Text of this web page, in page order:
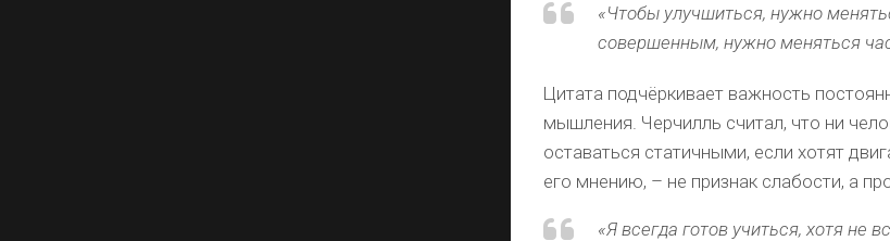
«Чтобы улучшиться, нужно
совершенным, нужно меняться
Цитата подчёркивает важность
мышления. Черчилль считал, что ни
оставаться статичными, если хотят
его мнению, – не признак слабости, а
«Я всегда готов учиться, хотя не